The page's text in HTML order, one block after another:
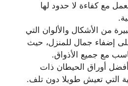
مع كفاءة لا حدود لها
من الأشكال والألوان التي
إضفاء جمال للمنزل، حيث
مع جميع الأذواق.
أفضل أوراق الحيطان ذات
التي تعيش طويلا دون تلف.